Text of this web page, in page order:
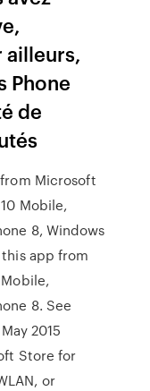
ailleurs,
Phone
de
Microsoft
Mobile,
8, Windows
app from
8. See
2015
Store for
or